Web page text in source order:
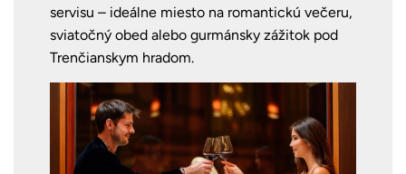
servisu – ideálne miesto na romantickú večeru,
sviatočný obed alebo gurmánsky zážitok pod
Trenčianskym hradom.